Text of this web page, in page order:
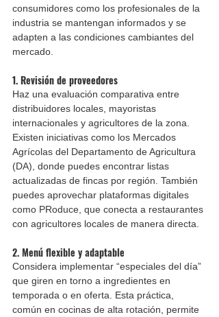
consumidores como los profesionales de la
industria se mantengan informados y se
adapten a las condiciones cambiantes del
mercado.
1. Revisión de proveedores
Haz una evaluación comparativa entre
distribuidores locales, mayoristas
internacionales y agricultores de la zona.
Existen iniciativas como los Mercados
Agrícolas del Departamento de Agricultura
(DA), donde puedes encontrar listas
actualizadas de fincas por región. También
puedes aprovechar plataformas digitales
como PRoduce, que conecta a restaurantes
con agricultores locales de manera directa.
2. Menú flexible y adaptable
Considera implementar “especiales del día”
que giren en torno a ingredientes en
temporada o en oferta. Esta práctica,
común en cocinas de alta rotación, permite